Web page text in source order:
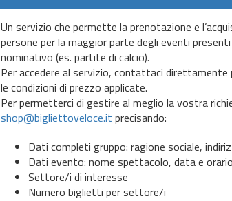
Un servizio che permette la prenotazione e
persone per la maggior parte degli eventi
nominativo (es. partite di calcio).
Per accedere al servizio, contattaci
le condizioni di prezzo applicate.
Per permetterci di gestire al meglio la vostra
shop@bigliettoveloce.it precisando:
Dati completi gruppo: ragione sociale,
Dati evento: nome spettacolo, data e orario
Settore/i di interesse
Numero biglietti per settore/i